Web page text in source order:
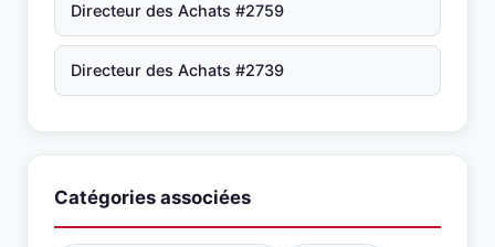
Directeur des Achats #2759
Directeur des Achats #2739
Catégories associées